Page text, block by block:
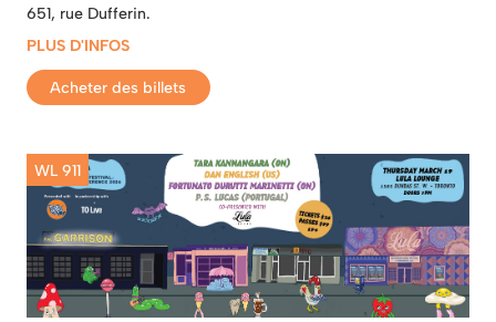
651, rue Dufferin.
PLUS D'INFOS
Acheter des billets
WL 911